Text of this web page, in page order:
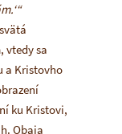
vtedy sa
a Kristovho
ku Kristovi,
Obaja